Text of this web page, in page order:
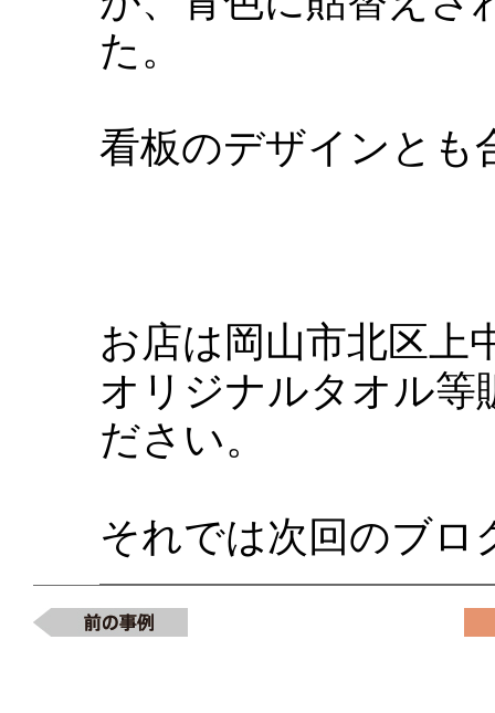
た。
看板のデザインとも
お店は岡山市北区上
オリジナルタオル等
ださい。
それでは次回のブロ